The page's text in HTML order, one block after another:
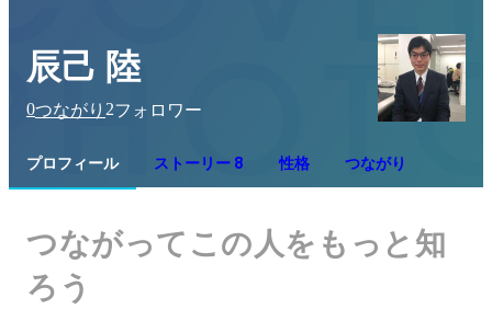
辰己 陸
0つながり 2フォロワー
プロフィール ストーリー 8 性格 つながり
つながってこの人をもっと知
ろう